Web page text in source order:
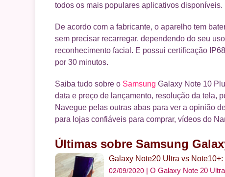
todos os mais populares aplicativos disponíveis.
De acordo com a fabricante, o aparelho tem
sem precisar recarregar, dependendo do seu
reconhecimento facial. E possui certificação
por 30 minutos.
Saiba tudo sobre o Samsung Galaxy Note 10
data e preço de lançamento, resolução da tela,
Navegue pelas outras abas para ver a opinião
para lojas confiáveis para comprar, vídeos do
Últimas sobre Samsung
Galaxy Note20 Ultra vs
02/09/2020
O Galaxy Note 20